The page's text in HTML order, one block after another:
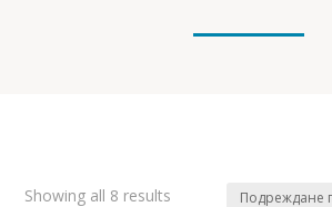
Showing all 8 results